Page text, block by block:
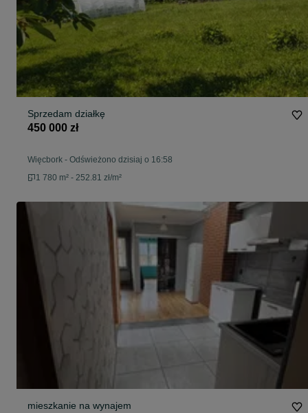
Sprzedam działkę
450 000 zł
Więcbork - Odświeżono dzisiaj o 16:58
1 780 m² - 252.81 zł/m²
mieszkanie na wynajem